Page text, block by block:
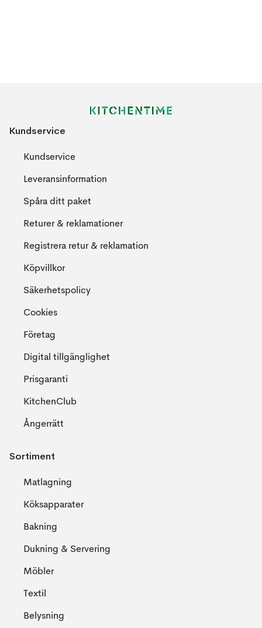
Kundservice
Kundservice
Leveransinformation
Spåra ditt paket
Returer & reklamationer
Registrera retur & reklamation
Köpvillkor
Säkerhetspolicy
Cookies
Företag
Digital tillgänglighet
Prisgaranti
KitchenClub
Ångerrätt
Sortiment
Matlagning
Köksapparater
Bakning
Dukning & Servering
Möbler
Textil
Belysning